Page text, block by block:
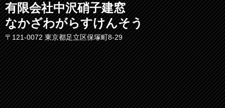
有限会社中沢硝子建窓
なかざわがらすけんそう
〒121-0072 東京都足立区保塚町8-29